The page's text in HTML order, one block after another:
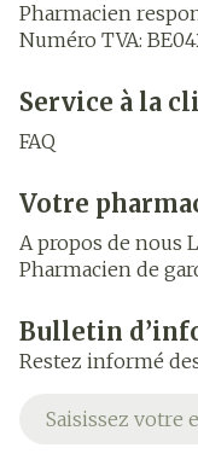
Pharmacien
Numéro TVA:
Service à la
FAQ
Votre
A propos de nous
Pharmacien de
Bulletin
Restez informé
Adresse mail